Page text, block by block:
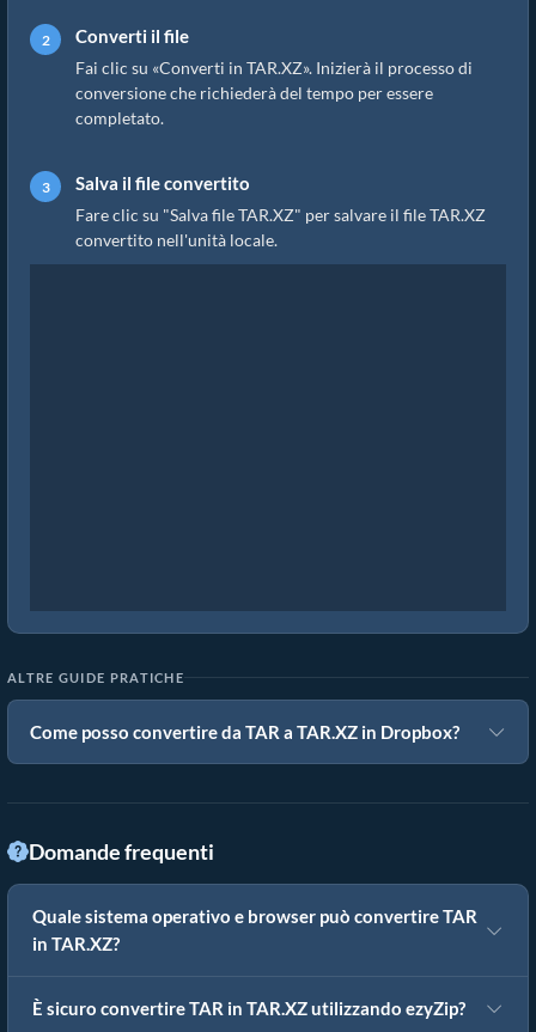
Converti il file
Fai clic su «Converti in TAR.XZ». Inizierà il processo di
conversione che richiederà del tempo per essere
completato.
Salva il file convertito
Fare clic su "Salva file TAR.XZ" per salvare il file TAR.XZ
convertito nell'unità locale.
ALTRE GUIDE PRATICHE
Come posso convertire da TAR a TAR.XZ in Dropbox?
Domande frequenti
Quale sistema operativo e browser può convertire TAR
in TAR.XZ?
È sicuro convertire TAR in TAR.XZ utilizzando ezyZip?